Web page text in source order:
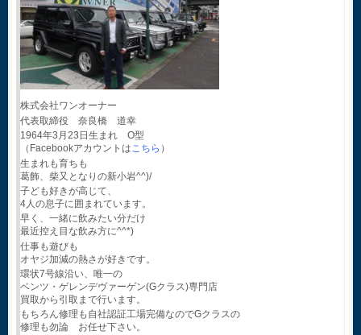
株式会社ワンオーナー
代表取締役 奈良橋 道幸
1964年3月23日生まれ O型
（Facebookアカウントはこちら ）
生まれも育ちも
葛飾、柴又となりの新小岩^^)/
子ども好きが高じて、
4人の息子に囲まれています。
早く、一緒に飲みたい分だけ
最近控え目な飲み方に^^*)
仕事も遊びも
オヤジ加減の熱さが好きです。
環状7号線沿い、唯一の
ベンツ・ゲレンデヴァーゲン(Gクラス)専門店
買取から引取まで行います。
もちろん修理も自社認証工場完備なのでGクラスの
修理も勿論 お任せ下さい。